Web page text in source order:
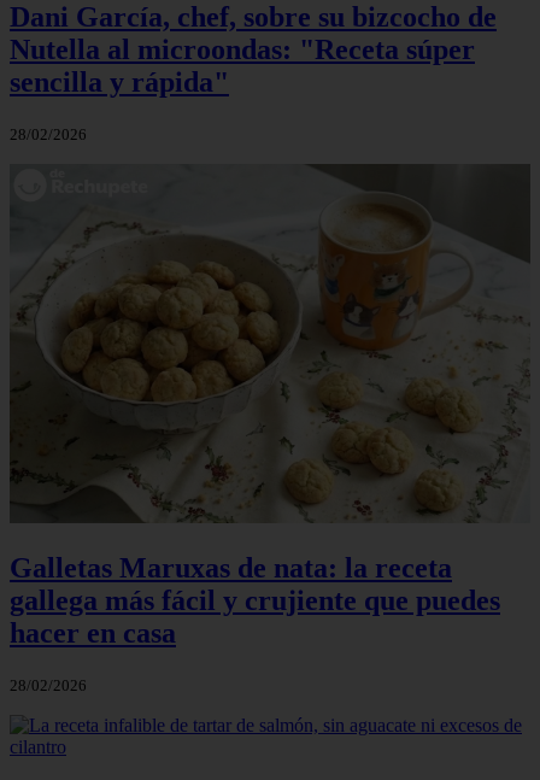
Dani García, chef, sobre su bizcocho de
Nutella al microondas: "Receta súper
sencilla y rápida"
28/02/2026
Galletas Maruxas de nata: la receta
gallega más fácil y crujiente que puedes
hacer en casa
28/02/2026